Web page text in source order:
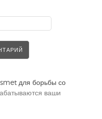
для борьбы со
ваши